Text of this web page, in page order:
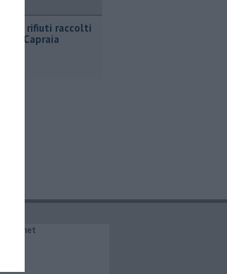
quali rifiuti raccolti
a Capraia